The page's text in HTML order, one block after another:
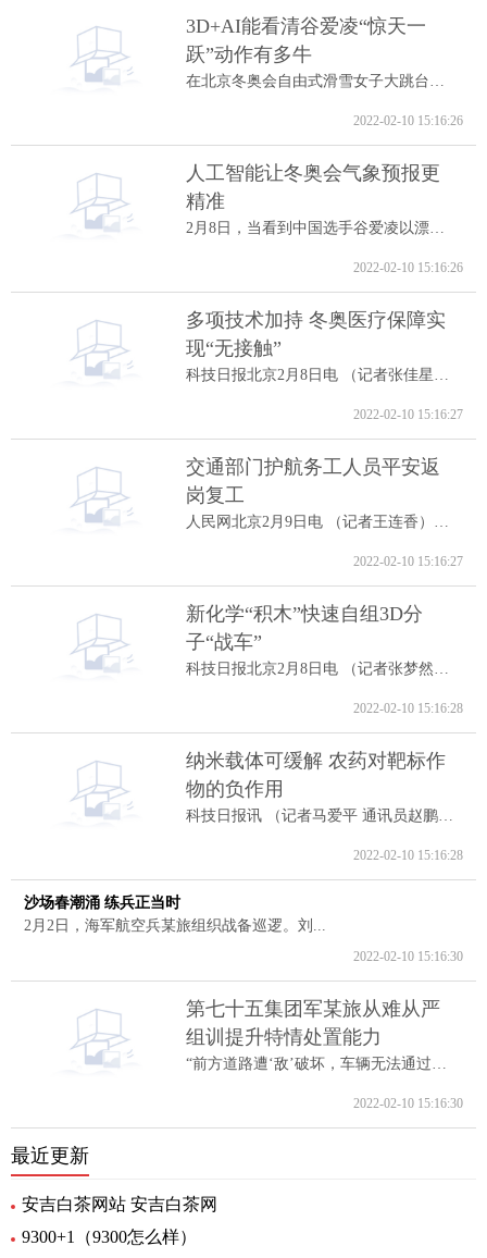
3D+AI能看清谷爱凌“惊天一
跃”动作有多牛
2022-02-10 15:16:26
人工智能让冬奥会气象预报更
精准
2022-02-10 15:16:26
多项技术加持 冬奥医疗保障实
现“无接触”
2022-02-10 15:16:27
交通部门护航务工人员平安返
岗复工
2022-02-10 15:16:27
新化学“积木”快速自组3D分
子“战车”
2022-02-10 15:16:28
纳米载体可缓解 农药对靶标作
物的负作用
2022-02-10 15:16:28
沙场春潮涌 练兵正当时
2月2日，海军航空兵某旅组织战备巡逻。刘...
2022-02-10 15:16:30
第七十五集团军某旅从难从严
组训提升特情处置能力
2022-02-10 15:16:30
最近更新
安吉白茶网站 安吉白茶网
9300+1（9300怎么样）